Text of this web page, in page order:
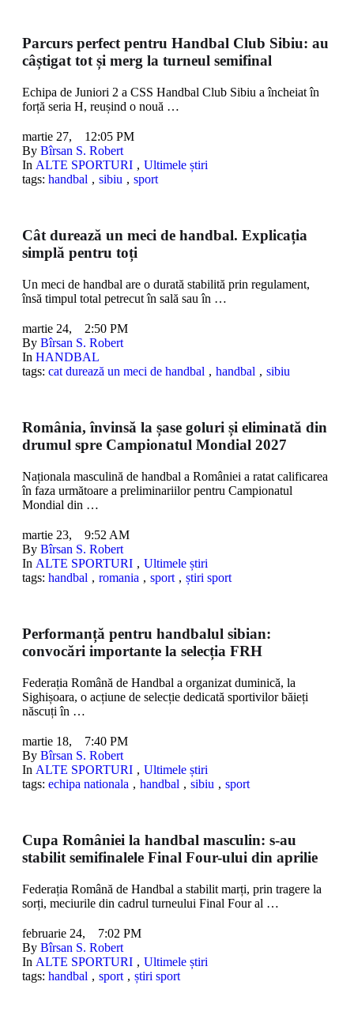
Parcurs perfect pentru Handbal Club Sibiu: au
câștigat tot și merg la turneul semifinal
Echipa de Juniori 2 a CSS Handbal Club Sibiu a încheiat în
forță seria H, reușind o nouă …
martie 27,
12:05 PM
By Bîrsan S. Robert
In ALTE SPORTURI , Ultimele știri
tags: handbal , sibiu , sport
Cât durează un meci de handbal. Explicația
simplă pentru toți
Un meci de handbal are o durată stabilită prin regulament,
însă timpul total petrecut în sală sau în …
martie 24,
2:50 PM
By Bîrsan S. Robert
In HANDBAL
tags: cat durează un meci de handbal , handbal , sibiu
România, învinsă la șase goluri și eliminată din
drumul spre Campionatul Mondial 2027
Naționala masculină de handbal a României a ratat calificarea
în faza următoare a preliminariilor pentru Campionatul
Mondial din …
martie 23,
9:52 AM
By Bîrsan S. Robert
In ALTE SPORTURI , Ultimele știri
tags: handbal , romania , sport , știri sport
Performanță pentru handbalul sibian:
convocări importante la selecția FRH
Federația Română de Handbal a organizat duminică, la
Sighișoara, o acțiune de selecție dedicată sportivilor băieți
născuți în …
martie 18,
7:40 PM
By Bîrsan S. Robert
In ALTE SPORTURI , Ultimele știri
tags: echipa nationala , handbal , sibiu , sport
Cupa României la handbal masculin: s-au
stabilit semifinalele Final Four-ului din aprilie
Federația Română de Handbal a stabilit marți, prin tragere la
sorți, meciurile din cadrul turneului Final Four al …
februarie 24,
7:02 PM
By Bîrsan S. Robert
In ALTE SPORTURI , Ultimele știri
tags: handbal , sport , știri sport